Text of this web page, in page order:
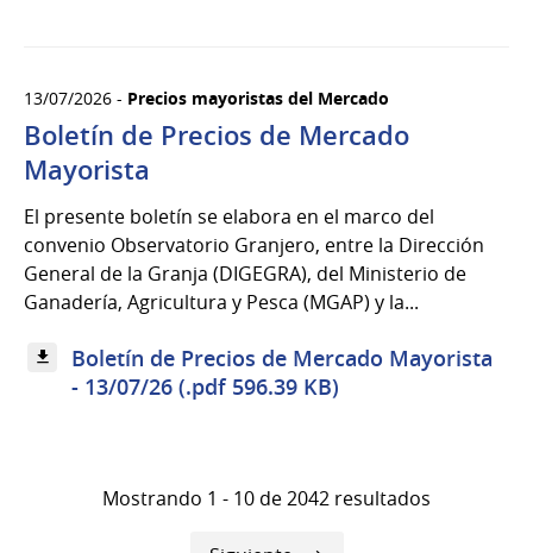
13/07/2026 - Precios mayoristas del Mercado
Boletín de Precios de Mercado
Mayorista
El presente boletín se elabora en el marco del
convenio Observatorio Granjero, entre la Dirección
General de la Granja (DIGEGRA), del Ministerio de
Ganadería, Agricultura y Pesca (MGAP) y la...
Boletín de Precios de Mercado Mayorista
- 13/07/26 (.pdf 596.39 KB)
Mostrando 1 - 10 de 2042 resultados